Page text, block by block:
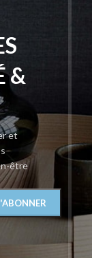
&
et
être